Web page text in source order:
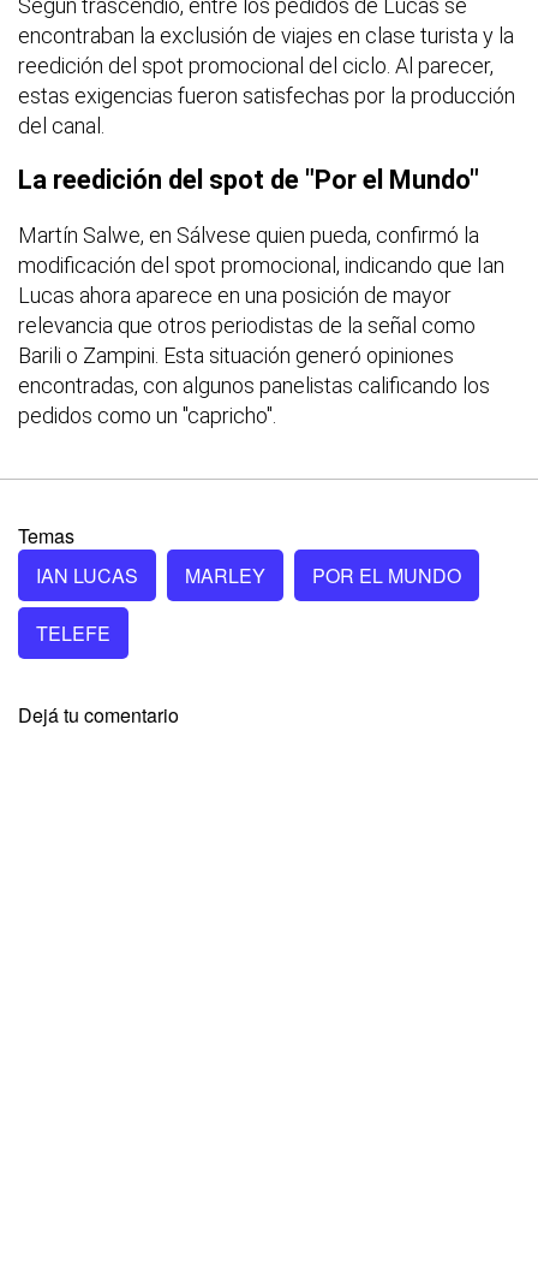
Según trascendió, entre los pedidos de Lucas se
encontraban la exclusión de viajes en clase turista y la
reedición del spot promocional del ciclo. Al parecer,
estas exigencias fueron satisfechas por la producción
del canal.
La reedición del spot de "Por el Mundo"
Martín Salwe, en Sálvese quien pueda, confirmó la
modificación del spot promocional, indicando que Ian
Lucas ahora aparece en una posición de mayor
relevancia que otros periodistas de la señal como
Barili o Zampini. Esta situación generó opiniones
encontradas, con algunos panelistas calificando los
pedidos como un "capricho".
Temas
IAN LUCAS
MARLEY POR EL MUNDO
TELEFE
Dejá tu comentario